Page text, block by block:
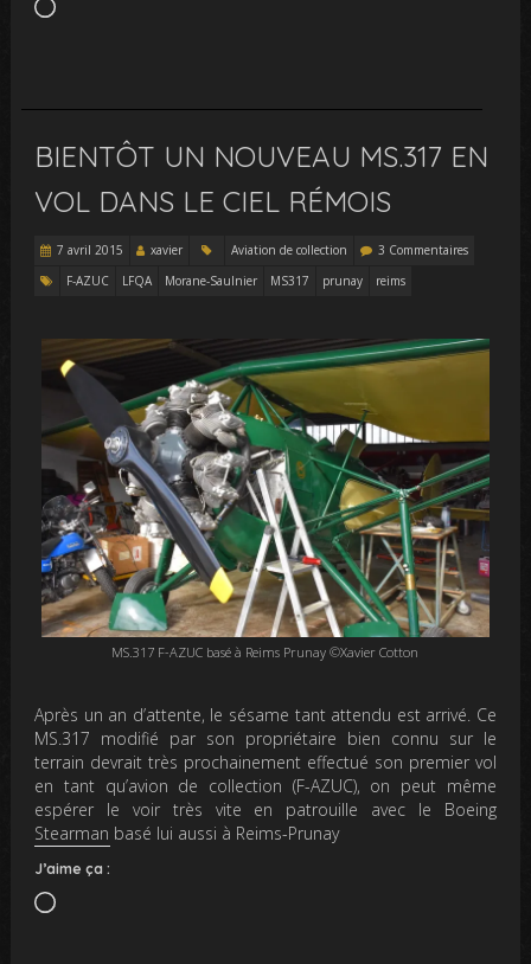
Chargement…
BIENTÔT UN NOUVEAU MS.317 EN
VOL DANS LE CIEL RÉMOIS
7 avril 2015 xavier Aviation de collection
3 Commentaires
F-AZUC
LFQA Morane-Saulnier MS317 prunay reims
MS.317 F-AZUC basé à Reims Prunay ©Xavier Cotton
Après un an d’attente, le sésame tant attendu est arrivé. Ce
MS.317 modifié par son propriétaire bien connu sur le
terrain devrait très prochainement effectué son premier vol
en tant qu’avion de collection (F-AZUC), on peut même
espérer le voir très vite en patrouille avec le Boeing
Stearman basé lui aussi à Reims-Prunay
J’aime ça :
Chargement…